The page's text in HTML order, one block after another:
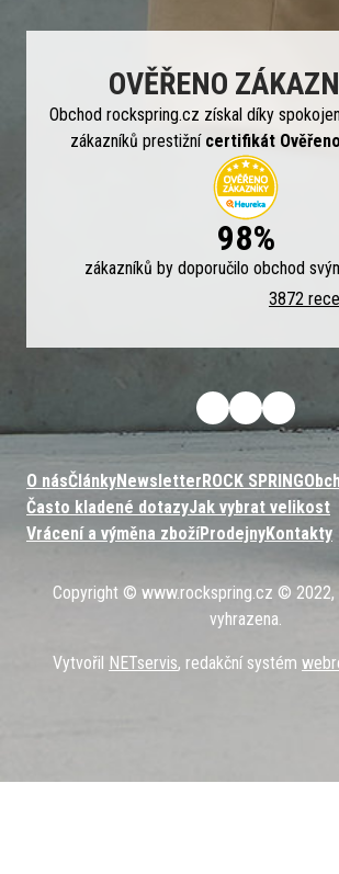
OVĚŘENO
Obchod rockspring.cz získal díky
zákazníků prestižní certifikát
98%
zákazníků by doporučilo obchod
3872
O násČlánkyNewsletterROCK SPRING
Často kladené dotazyJak vybrat velikost
Vrácení a výměna zbožíProdejnyKontakty
Copyright © www.rockspring.cz © 2022,
vyhrazena.
Vytvořil NETservis, redakční systém